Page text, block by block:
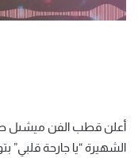
أعلن قطب الفن ميشىل
الشهيرة “يا جارحة قلبي”